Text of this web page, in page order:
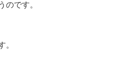
のです。
。